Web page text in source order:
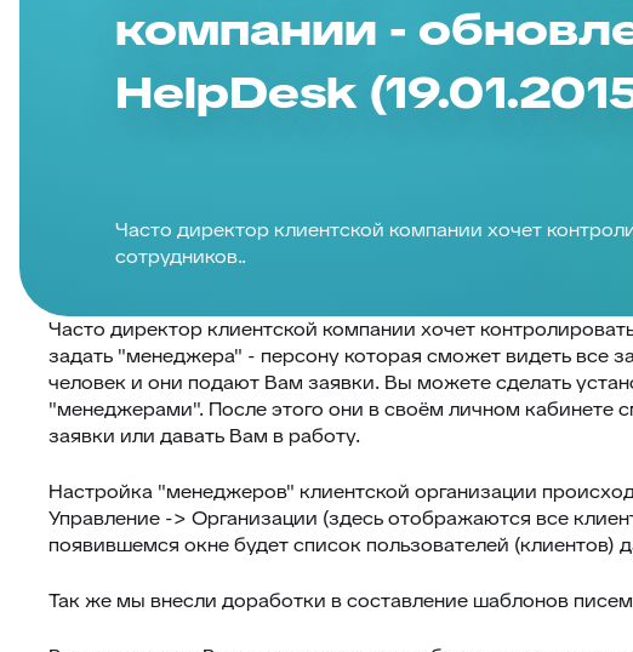
компании -
HelpDesk
Часто директор клиентской компании хочет
сотрудников..
Часто директор клиентской компании хочет
задать "менеджера" - персону которая сможет видеть все
человек и они подают Вам заявки. Вы можете сделать
"менеджерами". После этого они в своём личном кабинете
заявки или давать Вам в работу.
Настройка "менеджеров" клиентской организации
Управление -> Организации (здесь отображаются все
появившемся окне будет список пользователей
Так же мы внесли доработки в составление шаблонов